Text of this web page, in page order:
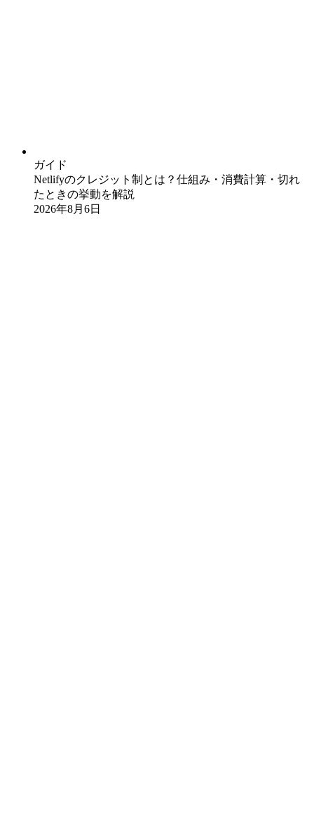
ガイド
Netlifyのクレジット制とは？仕組み・消費計算・切れ
たときの挙動を解説
2026年8月6日